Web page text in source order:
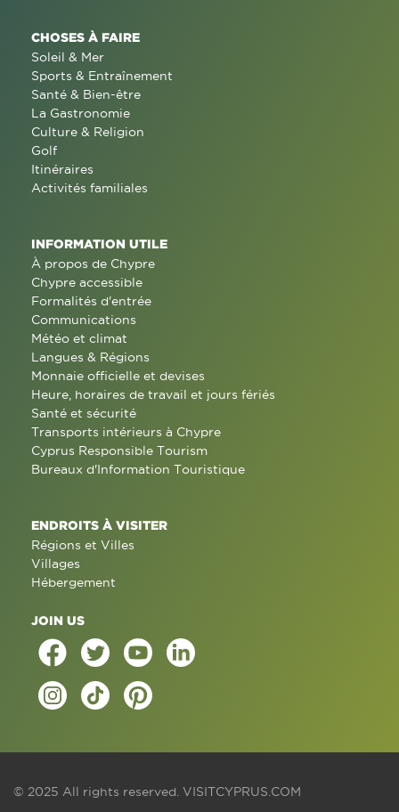
CHOSES À FAIRE
Soleil & Mer
Sports & Entraînement
Santé & Bien-être
La Gastronomie
Culture & Religion
Golf
Itinéraires
Activités familiales
INFORMATION UTILE
À propos de Chypre
Chypre accessible
Formalités d'entrée
Communications
Météo et climat
Langues & Régions
Monnaie officielle et devises
Heure, horaires de travail et jours fériés
Santé et sécurité
Transports intérieurs à Chypre
Cyprus Responsible Tourism
Bureaux d'Information Touristique
ENDROITS À VISITER
Régions et Villes
Villages
Hébergement
JOIN US
© 2025 All rights reserved. VISITCYPRUS.COM